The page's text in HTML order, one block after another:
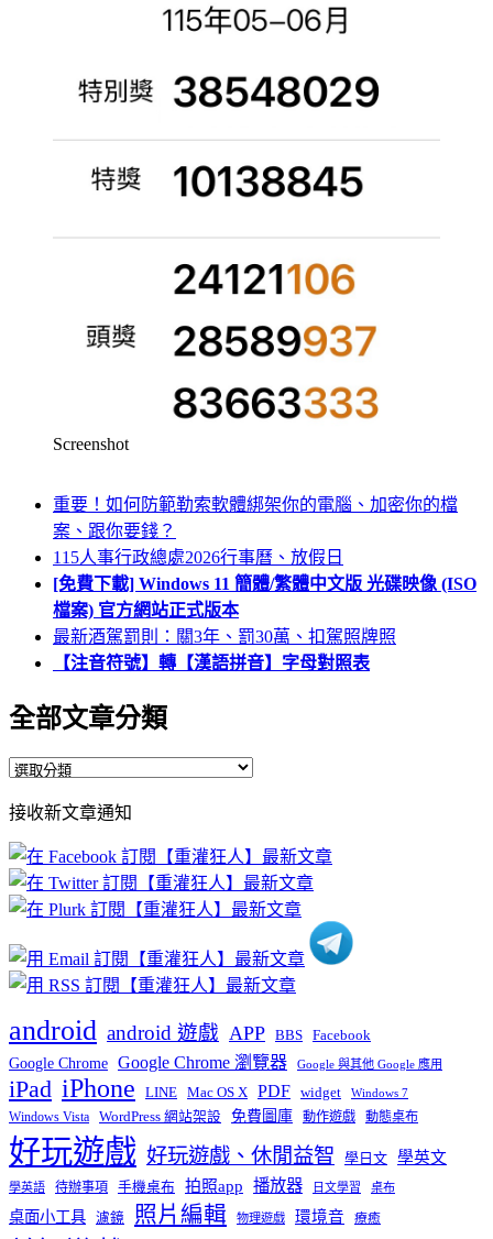
Screenshot
重要！如何防範勒索軟體綁架你的電腦、加密你的檔
案、跟你要錢？
115人事行政總處2026行事曆、放假日
[免費下載] Windows 11 簡體/繁體中文版 光碟映像 (ISO
檔案) 官方網站正式版本
最新酒駕罰則：關3年、罰30萬、扣駕照牌照
【注音符號】轉【漢語拼音】字母對照表
全部文章分類
全
文
章
分
類
接收新文章通知
android android 遊戲 APP BBS Facebook
Google Chrome Google Chrome 瀏覽器 Google 與其他 Google 應用
iPad iPhone LINE Mac OS X PDF widget Windows 7
Windows Vista WordPress 網站架設 免費圖庫 動作遊戲 動態桌布
好玩遊戲 好玩遊戲、休閒益智 學日文 學英文
學英語 待辦事項 手機桌布 拍照app 播放器 日文學習 桌布
桌面小工具 濾鏡 照片編輯 物理遊戲 環境音 療癒